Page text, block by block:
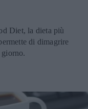
Diet, la dieta più
di dimagrire